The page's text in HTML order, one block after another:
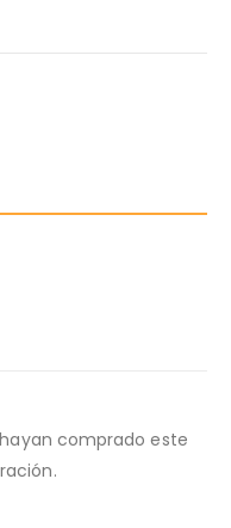
comprado este